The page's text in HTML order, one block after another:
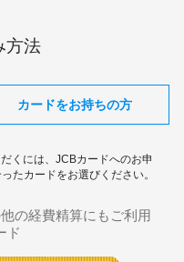
方法
カードをお持ちの方
くには、JCBカードへのお申
たカードをお選びください。
の経費精算にもご利用
ド